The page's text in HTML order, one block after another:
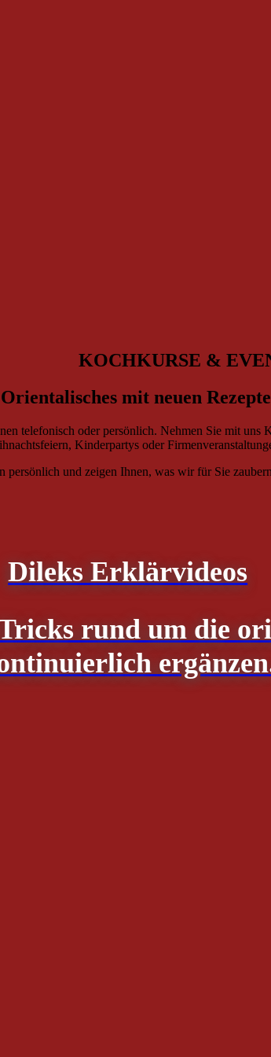
KOCHKURSE &
Orientalisches mit neuen
telefonisch oder persönlich. Nehmen Sie mit
Kinderpartys oder
und zeigen Ihnen, was wir für Sie
Dileks Erklärvideos
rund um die